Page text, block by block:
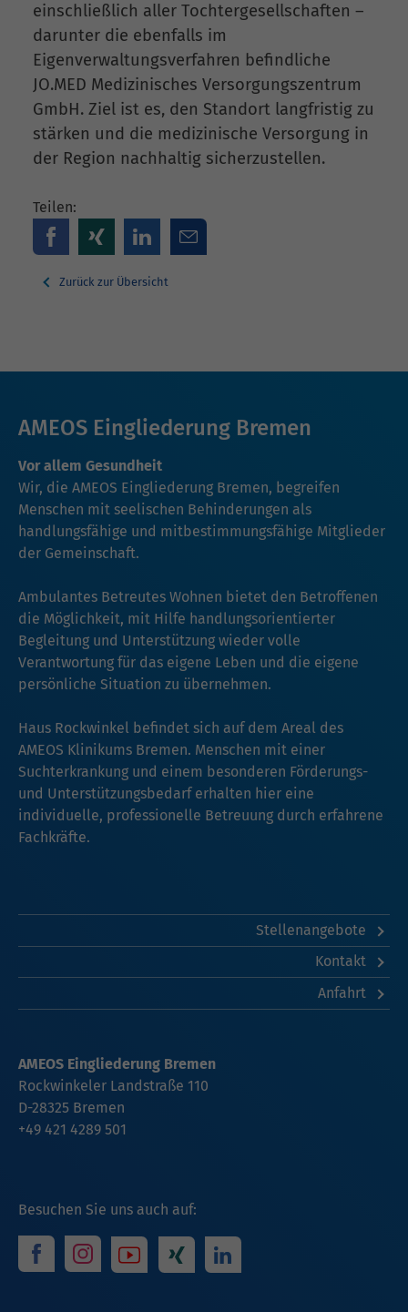
einschließlich aller Tochtergesellschaften –
darunter die ebenfalls im
Eigenverwaltungsverfahren befindliche
JO.MED Medizinisches Versorgungszentrum
GmbH. Ziel ist es, den Standort langfristig zu
stärken und die medizinische Versorgung in
der Region nachhaltig sicherzustellen.
Teilen:
Zurück zur Übersicht
AMEOS Eingliederung Bremen
Vor allem Gesundheit
Wir, die AMEOS Eingliederung Bremen, begreifen
Menschen mit seelischen Behinderungen als
handlungsfähige und mitbestimmungsfähige Mitglieder
der Gemeinschaft.
Ambulantes Betreutes Wohnen bietet den Betroffenen
die Möglichkeit, mit Hilfe handlungsorientierter
Begleitung und Unterstützung wieder volle
Verantwortung für das eigene Leben und die eigene
persönliche Situation zu übernehmen.
Haus Rockwinkel befindet sich auf dem Areal des
AMEOS Klinikums Bremen. Menschen mit einer
Suchterkrankung und einem besonderen Förderungs-
und Unterstützungsbedarf erhalten hier eine
individuelle, professionelle Betreuung durch erfahrene
Fachkräfte.
Stellenangebote
Kontakt
Anfahrt
Besuchen Sie uns auch auf:
AMEOS Eingliederung Bremen
Rockwinkeler Landstraße 110
D-28325 Bremen
+49 421 4289 501